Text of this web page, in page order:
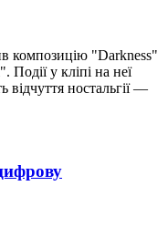
композицію "Darkness"
Події у кліпі на неї
ностальгії —